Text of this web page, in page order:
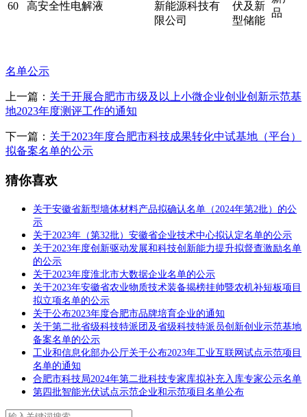
60 高安全性电解液
新能源科技有
限公司
伏及新
型储能
品
名单公示
上一篇： 关于开展合肥市市级及以上小微企业创业创新示范基
地2023年度测评工作的通知
下一篇： 关于2023年度合肥市科技成果转化中试基地（平台）
拟备案名单的公示
猜你喜欢
关于安徽省新型墙体材料产品拟确认名单（2024年第2批）的公
示
关于2023年（第32批）安徽省企业技术中心拟认定名单的公示
关于2023年度创新驱动发展和科技创新能力提升拟督查激励名单
的公示
关于2023年度淮北市大数据企业名单的公示
关于2023年安徽省农业物质技术装备揭榜挂帅暨农机补短板项目
拟立项名单的公示
关于公布2023年度合肥市品牌培育企业的通知
关于第二批省级科技特派团及省级科技特派员创新创业示范基地
备案名单的公示
工业和信息化部办公厅关于公布2023年工业互联网试点示范项目
名单的通知
合肥市科技局2024年第二批科技专家库拟补充入库专家公示名单
第四批智能光伏试点示范企业和示范项目名单公布